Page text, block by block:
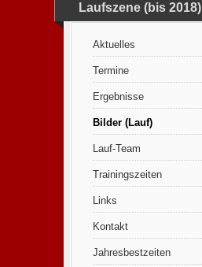
Laufszene (bis 2018)
Aktuelles
Termine
Ergebnisse
Bilder (Lauf)
Lauf-Team
Trainingszeiten
Links
Kontakt
Jahresbestzeiten